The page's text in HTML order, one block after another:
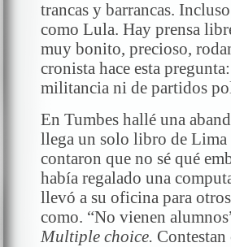
trancas y barrancas.
como Lula. Hay prensa
muy bonito, precioso,
cronista hace esta
militancia ni de partidos
En Tumbes hallé una
llega un solo libro de Lima
contaron que no sé qué
había regalado una
llevó a su oficina para
como. “No vienen
Multiple choice.